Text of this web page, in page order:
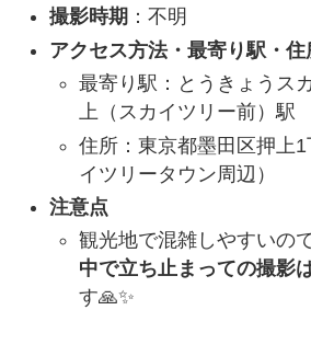
撮影時期 ：不明
アクセス方法・最寄り駅・住
最寄り駅：とうきょうス
上（スカイツリー前）駅
住所：東京都墨田区押上
イツリータウン周辺）
注意点
観光地で混雑しやすいので
中で立ち止まっての撮影
す🙏✨